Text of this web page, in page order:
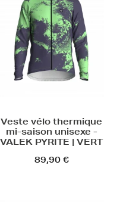
Veste vélo thermique
mi-saison unisexe -
VALEK PYRITE | VERT
89,90 €